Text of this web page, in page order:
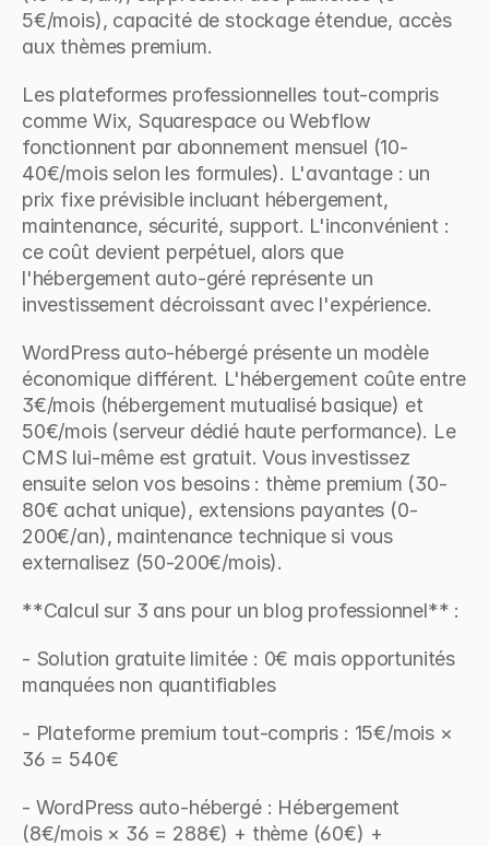
5€/mois), capacité de stockage étendue, accès
aux thèmes premium.
Les plateformes professionnelles tout-compris
comme Wix, Squarespace ou Webflow
fonctionnent par abonnement mensuel (10-
40€/mois selon les formules). L'avantage : un
prix fixe prévisible incluant hébergement,
maintenance, sécurité, support. L'inconvénient :
ce coût devient perpétuel, alors que
l'hébergement auto-géré représente un
investissement décroissant avec l'expérience.
WordPress auto-hébergé présente un modèle
économique différent. L'hébergement coûte entre
3€/mois (hébergement mutualisé basique) et
50€/mois (serveur dédié haute performance). Le
CMS lui-même est gratuit. Vous investissez
ensuite selon vos besoins : thème premium (30-
80€ achat unique), extensions payantes (0-
200€/an), maintenance technique si vous
externalisez (50-200€/mois).
**Calcul sur 3 ans pour un blog professionnel** :
- Solution gratuite limitée : 0€ mais opportunités
manquées non quantifiables
- Plateforme premium tout-compris : 15€/mois ×
36 = 540€
- WordPress auto-hébergé : Hébergement
(8€/mois × 36 = 288€) + thème (60€) +